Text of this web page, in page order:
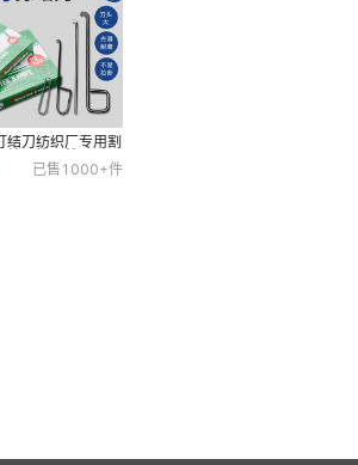
结刀纺织厂专用割
纺纱钩刀纺纱工具
方耳柄
已售 1000+件